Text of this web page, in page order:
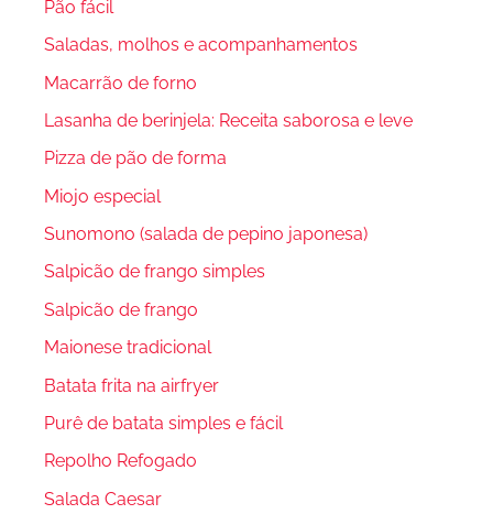
Pão fácil
Saladas, molhos e acompanhamentos
Macarrão de forno
Lasanha de berinjela: Receita saborosa e leve
Pizza de pão de forma
Miojo especial
Sunomono (salada de pepino japonesa)
Salpicão de frango simples
Salpicão de frango
Maionese tradicional
Batata frita na airfryer
Purê de batata simples e fácil
Repolho Refogado
Salada Caesar